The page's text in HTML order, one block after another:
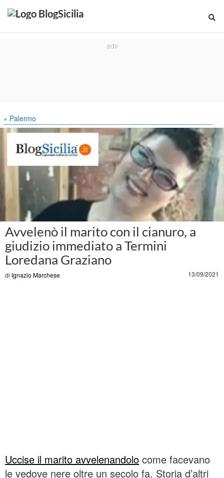
» Palermo
Avvelenò il marito con il cianuro, a
giudizio immediato a Termini
Loredana Graziano
di Ignazio Marchese 13/09/2021
Uccise il marito avvelenandolo come facevano
le vedove nere oltre un secolo fa. Storia d’altri